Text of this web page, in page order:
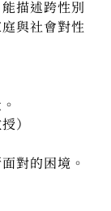
描述跨性別
與社會對性
）
對的困境。